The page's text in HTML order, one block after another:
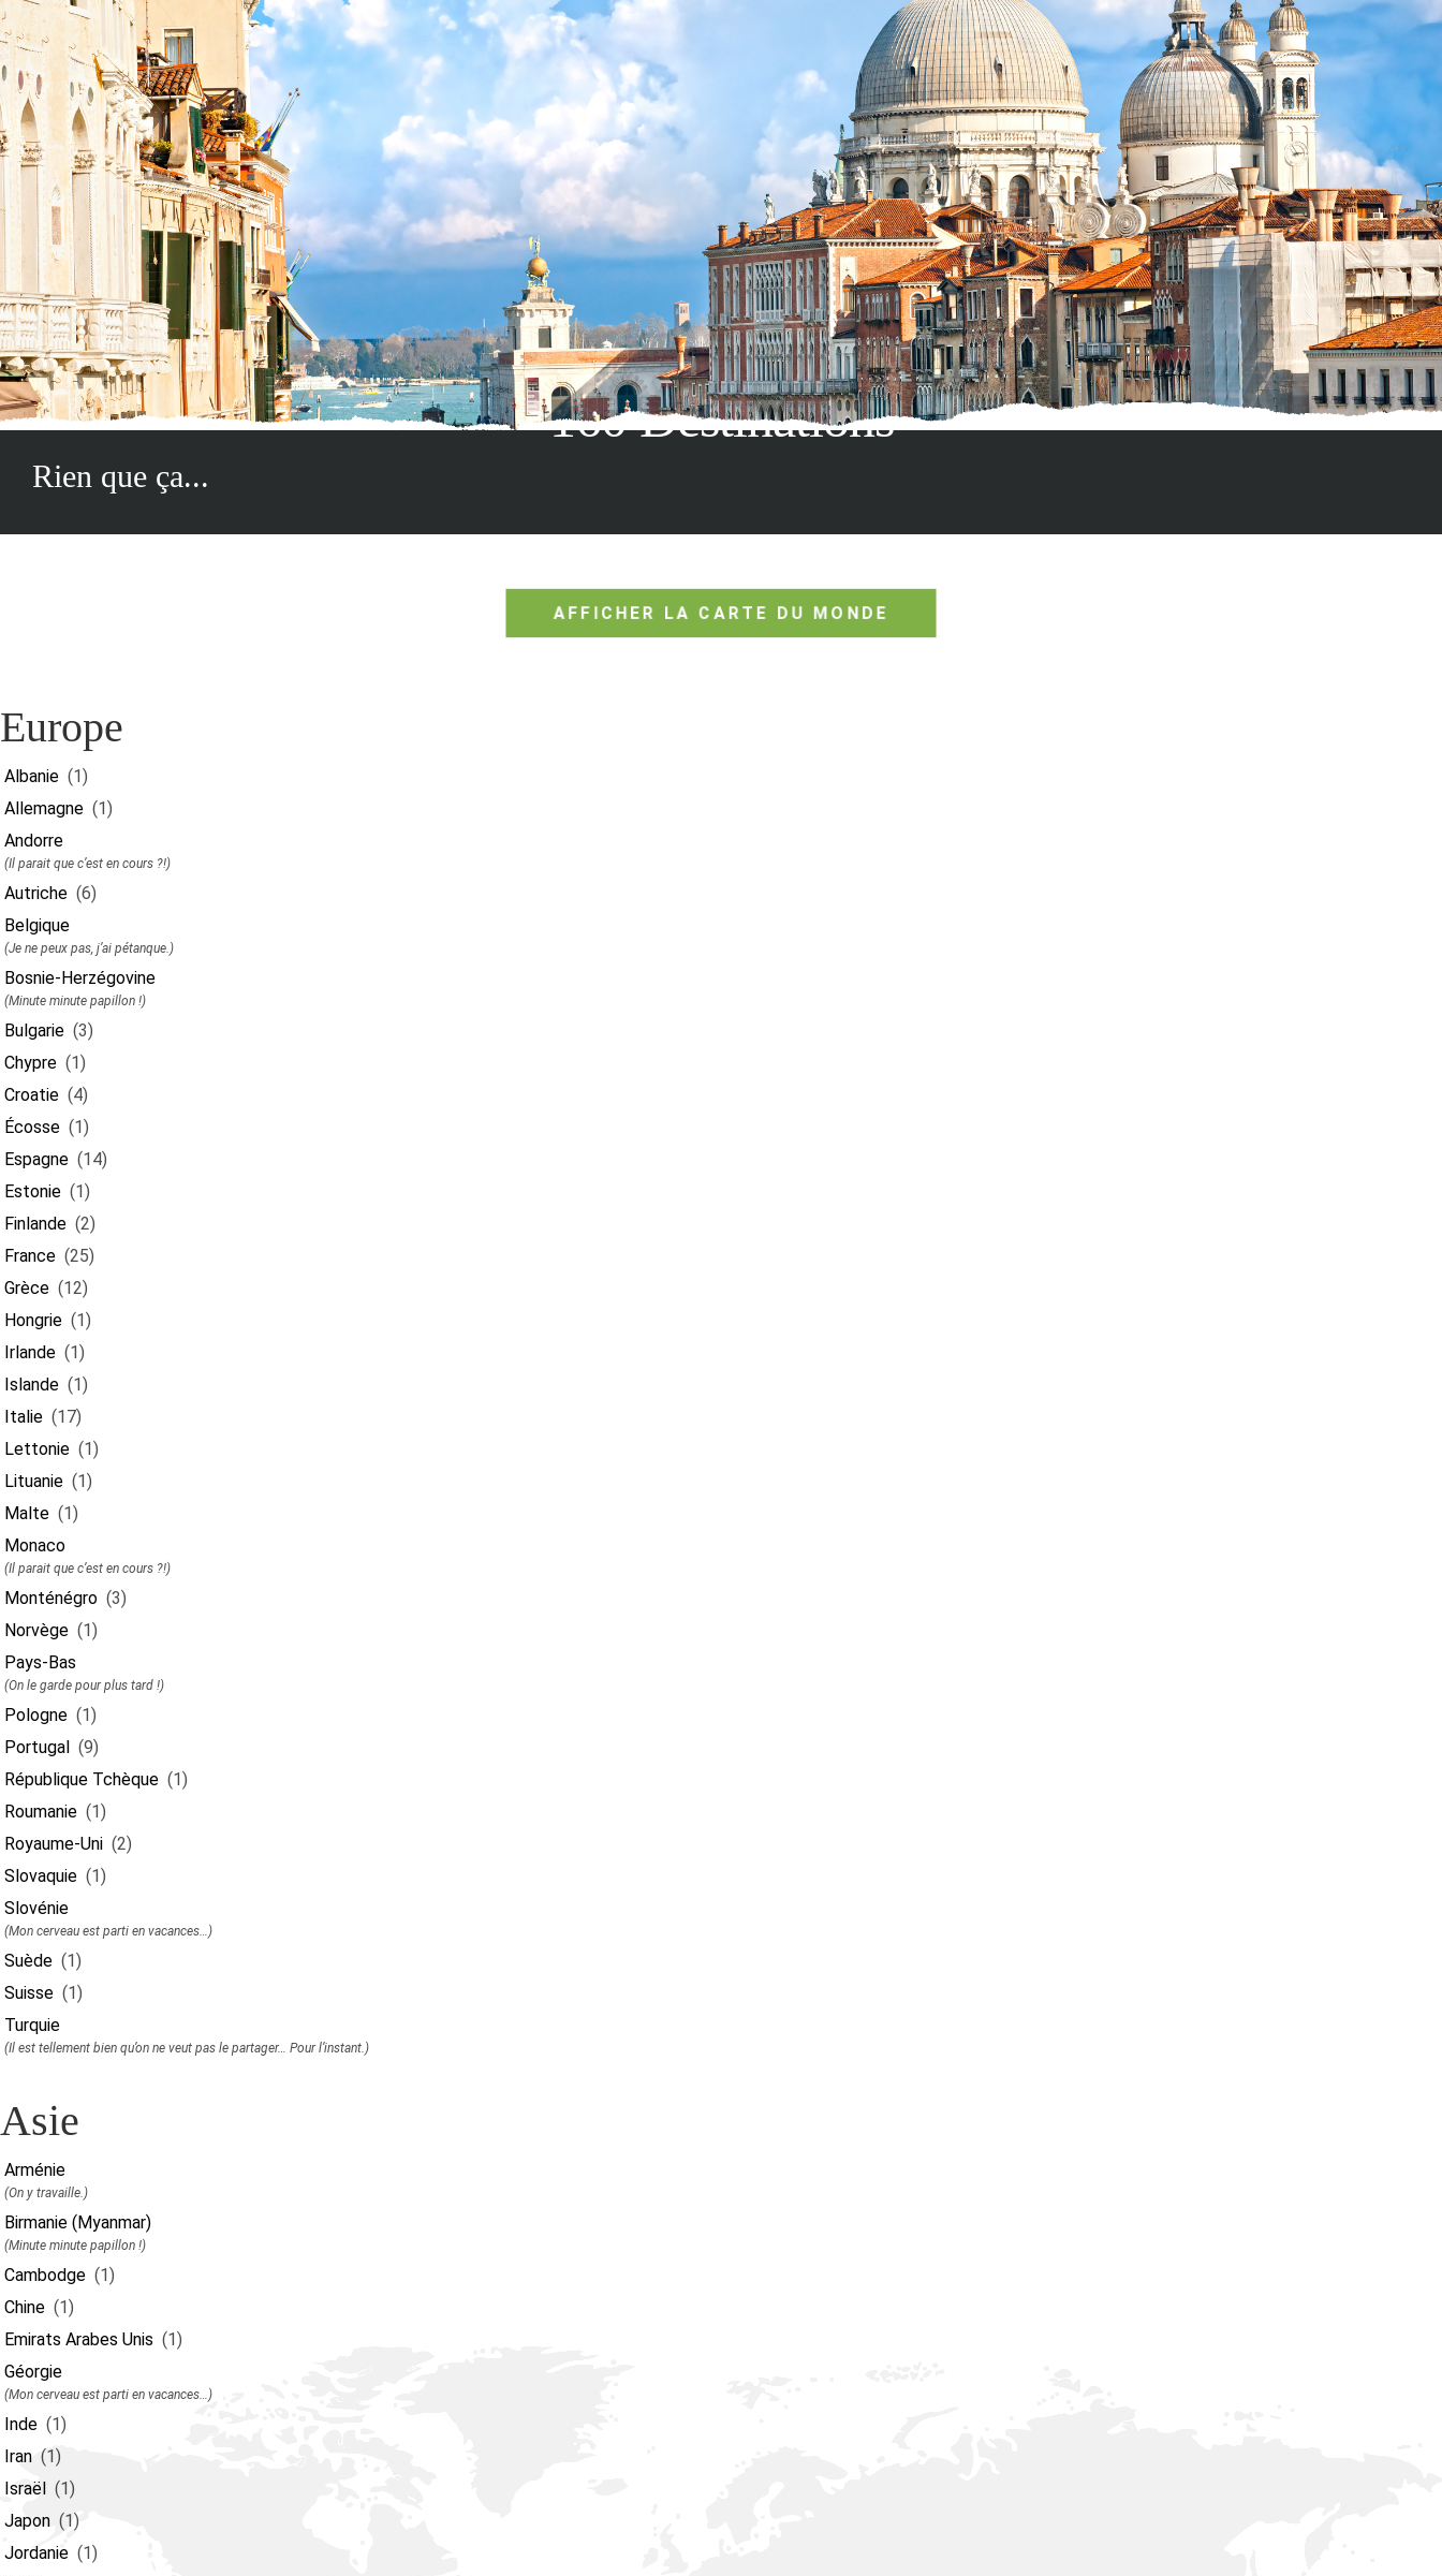
160 Destinations
Rien que ça...
AFFICHER LA CARTE DU MONDE
Europe
Albanie (1)
Allemagne (1)
Andorre
(Il parait que c’est en cours ?!)
Autriche (6)
Belgique
(Je ne peux pas, j’ai pétanque.)
Bosnie-Herzégovine
(Minute minute papillon !)
Bulgarie (3)
Chypre (1)
Croatie (4)
Écosse (1)
Espagne (14)
Estonie (1)
Finlande (2)
France (25)
Grèce (12)
Hongrie (1)
Irlande (1)
Islande (1)
Italie (17)
Lettonie (1)
Lituanie (1)
Malte (1)
Monaco
(Il parait que c’est en cours ?!)
Monténégro (3)
Norvège (1)
Pays-Bas
(On le garde pour plus tard !)
Pologne (1)
Portugal (9)
République Tchèque (1)
Roumanie (1)
Royaume-Uni (2)
Slovaquie (1)
Slovénie
(Mon cerveau est parti en vacances…)
Suède (1)
Suisse (1)
Turquie
(Il est tellement bien qu’on ne veut pas le partager… Pour l’instant.)
Asie
Arménie
(On y travaille.)
Birmanie (Myanmar)
(Minute minute papillon !)
Cambodge (1)
Chine (1)
Emirats Arabes Unis (1)
Géorgie
(Mon cerveau est parti en vacances…)
Inde (1)
Iran (1)
Israël (1)
Japon (1)
Jordanie (1)